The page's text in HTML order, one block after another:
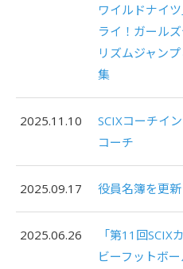
ワイルドナイ
ライ！ガール
リズムジャン
集
2025.11.10
SCIXコーチイ
コーチ
2025.09.17 役員名簿を更
2025.06.26
「第11回
ビーフットボ